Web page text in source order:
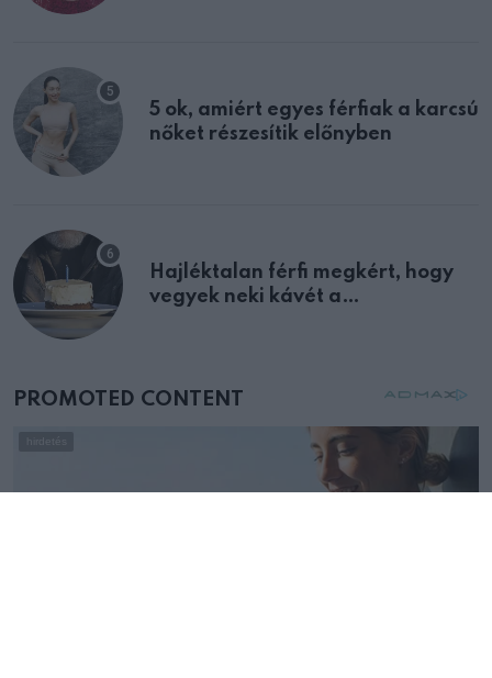
5 ok, amiért egyes férfiak a karcsú
nőket részesítik előnyben
Hajléktalan férfi megkért, hogy
vegyek neki kávét a